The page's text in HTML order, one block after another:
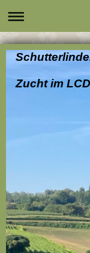
Zucht im